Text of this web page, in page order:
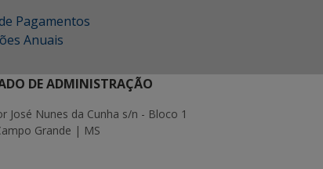
Pagamentos
Anuais
DE ADMINISTRAÇÃO
José Nunes da Cunha s/n - Bloco 1
Grande | MS